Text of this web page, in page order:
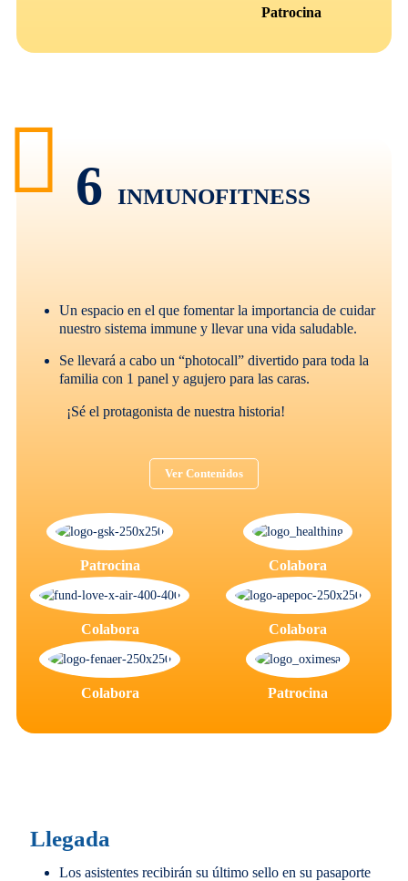
Patrocina
6 INMUNOFITNESS
Un espacio en el que fomentar la importancia de cuidar
nuestro sistema immune y llevar una vida saludable.
Se llevará a cabo un “photocall” divertido para toda la
familia con 1 panel y agujero para las caras.
¡Sé el protagonista de nuestra historia!
Ver Contenidos
Patrocina
Patrocina
Colabora
Colabora Colabora
Colabora
Llegada
Los asistentes recibirán su último sello en su pasaporte